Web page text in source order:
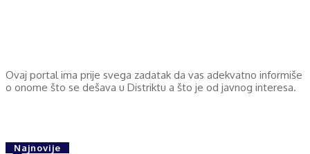
Ovaj portal ima prije svega zadatak da vas adekvatno informiše
o onome što se dešava u Distriktu a što je od javnog interesa.
Najnovije